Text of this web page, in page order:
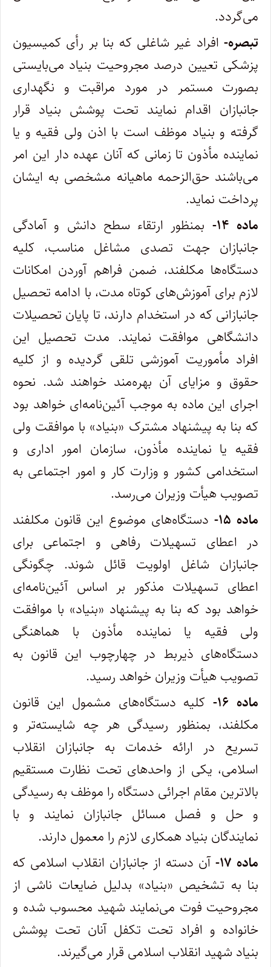
می‌گردد.
تبصره- افراد غیر شاغلی که بنا بر رأی کمیسیون
پزشکی تعیین درصد مجروحیت بنیاد می‌بایستی
بصورت مستمر در مورد مراقبت و نگهداری
جانبازان اقدام نمایند تحت پوشش بنیاد قرار
گرفته و بنیاد موظف است با اذن ولی فقیه و یا
نماینده مأذون تا زمانی که آنان عهده دار این امر
می‌باشند حق‌الزحمه ماهیانه مشخصی به ایشان
پرداخت نماید.
ماده ۱۴-
بمنظور ارتقاء سطح دانش و آمادگی
جانبازان جهت تصدی مشاغل مناسب، کلیه
دستگاه‌ها مکلفند، ضمن فراهم آوردن امکانات
لازم برای آموزش‌های کوتاه مدت، با ادامه تحصیل
جانبازانی که در استخدام دارند، تا پایان تحصیلات
دانشگاهی موافقت نمایند. مدت تحصیل این
افراد مأموریت آموزشی تلقی گردیده و از کلیه
حقوق و مزایای آن بهره‌مند خواهند شد. نحوه
اجرای این ماده به موجب آئین‌نامه‌ای خواهد بود
که بنا به پیشنهاد مشترک «بنیاد» با موافقت ولی
فقیه یا نماینده مأذون، سازمان امور اداری و
استخدامی کشور و وزارت کار و امور اجتماعی به
تصویب هیأت وزیران می‌رسد.
ماده ۱۵-
دستگاه‌های موضوع این قانون مکلفند
در اعطای تسهیلات رفاهی و اجتماعی برای
جانبازان شاغل اولویت قائل شوند. چگونگی
اعطای تسهیلات مذکور بر اساس آئین‌نامه‌ای
خواهد بود که بنا به پیشنهاد «بنیاد» با موافقت
ولی فقیه یا نماینده مأذون با هماهنگی
دستگاه‌های ذیربط در چهارچوب این قانون به
تصویب هیأت وزیران خواهد رسید.
ماده ۱۶-
کلیه دستگاه‌های مشمول این قانون
مکلفند، بمنظور رسیدگی هر چه شایسته‌تر و
تسریع در ارائه خدمات به جانبازان انقلاب
اسلامی، یکی از واحدهای تحت نظارت مستقیم
بالاترین مقام اجرائی دستگاه را موظف به رسیدگی
و حل و فصل مسائل جانبازان نمایند و با
نمایندگان بنیاد همکاری لازم را معمول دارند.
ماده ۱۷-
آن دسته از جانبازان انقلاب اسلامی که
بنا به تشخیص «بنیاد» بدلیل ضایعات ناشی از
مجروحیت فوت می‌نمایند شهید محسوب شده و
خانواده و افراد تحت تکفل آنان تحت پوشش
بنیاد شهید انقلاب اسلامی قرار می‌گیرند.